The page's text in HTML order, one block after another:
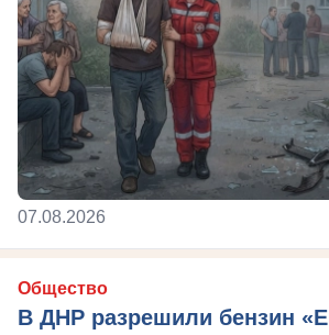
07.08.2026
Общество
В ДНР разрешили бензин